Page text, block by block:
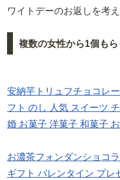
ワイトデーのお返しを考え
複数の女性から1個も
安納芋トリュフチョコレ
フト のし 人気 スイーツ
婚 お菓子 洋菓子 和菓子
お濃茶フォンダンショ
ギフト バレンタイン プレ